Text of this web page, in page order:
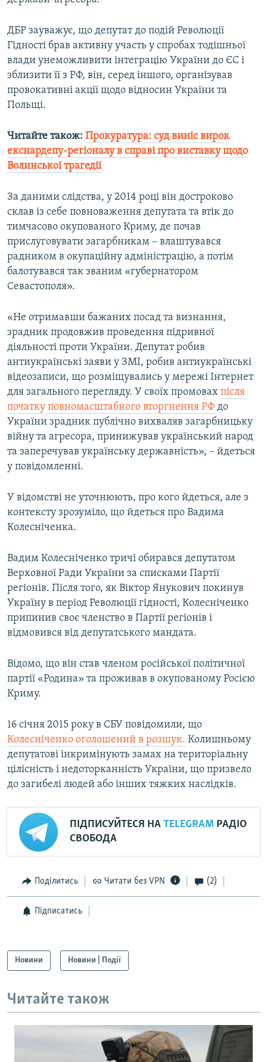
Усі сайти RFE/RL
ДБР зауважує, що депутат до подій Революції
Гідності брав активну участь у спробах тодішньої
влади унеможливити інтеграцію України до ЄС і
зблизити її з РФ, він, серед іншого, організував
провокативні акції щодо відносин України та
Польщі.
Читайте також: Прокуратура: суд виніс вирок
екснардепу-регіоналу в справі про виставку щодо
Волинської трагедії
За даними слідства, у 2014 році він достроково
склав із себе повноваження депутата та втік до
тимчасово окупованого Криму, де почав
прислуговувати загарбникам – влаштувався
радником в окупаційну адміністрацію, а потім
балотувався так званим «губернатором
Севастополя».
«Не отримавши бажаних посад та визнання,
зрадник продовжив проведення підривної
діяльності проти України. Депутат робив
антиукраїнські заяви у ЗМІ, робив антиукраїнські
відеозаписи, що розміщувались у мережі Інтернет
для загального перегляду. У своїх промовах після
початку повномасштабного вторгнення РФ до
України зрадник публічно вихваляв загарбницьку
війну та агресора, принижував український народ
та заперечував українську державність», – йдеться
у повідомленні.
У відомстві не уточнюють, про кого йдеться, але з
контексту зрозуміло, що йдеться про Вадима
Колесніченка.
Вадим Колесніченко тричі обирався депутатом
Верховної Ради України за списками Партії
регіонів. Після того, як Віктор Янукович покинув
Україну в період Революції гідності, Колесніченко
припинив своє членство в Партії регіонів і
відмовився від депутатського мандата.
Відомо, що він став членом російської політичної
партії «Родина» та проживав в окупованому Росією
Криму.
16 січня 2015 року в СБУ повідомили, що
Колесніченко оголошений в розшук. Колишньому
депутатові інкримінують замах на територіальну
цілісність і недоторканність України, що призвело
до загибелі людей або інших тяжких наслідків.
ПІДПИСУЙТЕСЯ НА TELEGRAM РАДІО
СВОБОДА
Поділитись Читати без VPN (2)
Підписатись
Новини Новини | Події
Читайте також